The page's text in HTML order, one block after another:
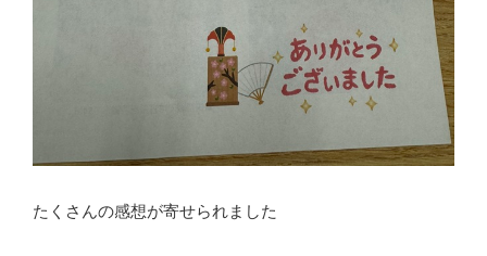
たくさんの感想が寄せられました